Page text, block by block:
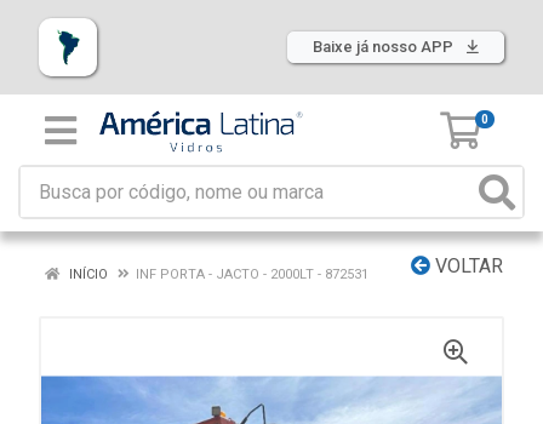
Baixe já nosso APP
0
VOLTAR
INÍCIO INF PORTA - JACTO - 2000LT - 872531